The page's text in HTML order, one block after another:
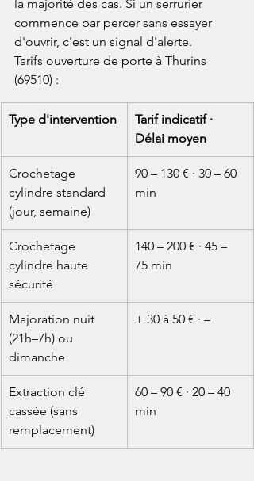
la majorité des cas. Si un serrurier
commence par percer sans essayer
d'ouvrir, c'est un signal d'alerte.
Tarifs ouverture de porte à Thurins
(69510) :
Type d'intervention
Tarif indicatif ·
Délai moyen
Crochetage
cylindre standard
(jour, semaine)
90 – 130 € · 30 – 60
min
Crochetage
cylindre haute
sécurité
140 – 200 € · 45 –
75 min
Majoration nuit
(21h–7h) ou
dimanche
+ 30 à 50 € · –
Extraction clé
cassée (sans
remplacement)
60 – 90 € · 20 – 40
min